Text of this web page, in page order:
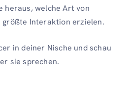
heraus, welche Art von
größte Interaktion erzielen.
in deiner Nische und schau
sie sprechen.